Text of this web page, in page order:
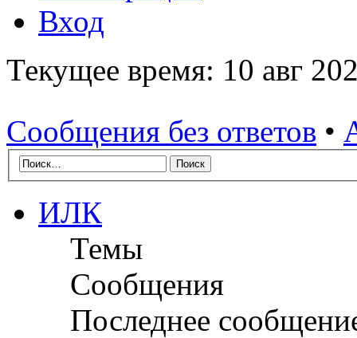
Вход
Текущее время: 10 авг
Сообщения без ответов •
ИЛК
Темы
Сообщения
Последнее